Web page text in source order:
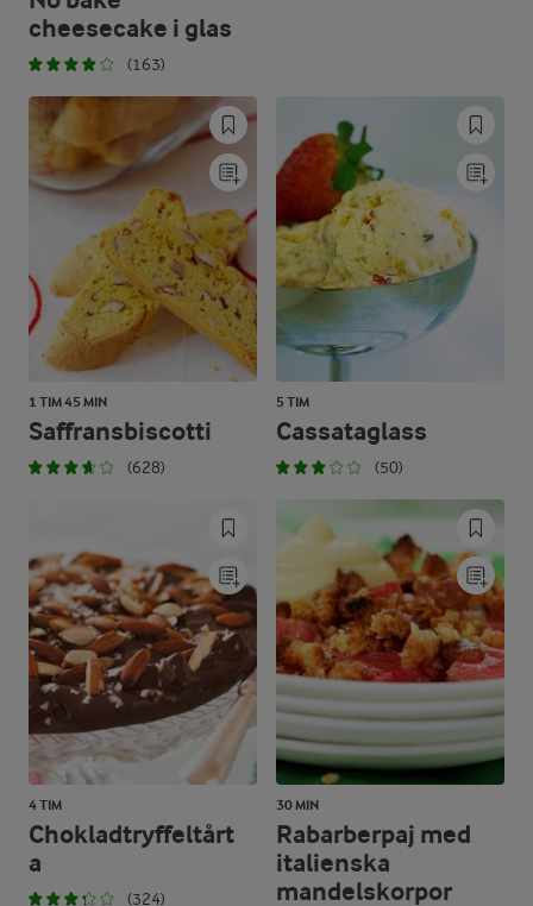
cheesecake i glas
(163)
1 TIM 45 MIN
Saffransbiscotti
(628)
5 TIM
Cassataglass
(50)
4 TIM
Chokladtryffeltårt
a
(324)
30 MIN
Rabarberpaj med
italienska
mandelskorpor